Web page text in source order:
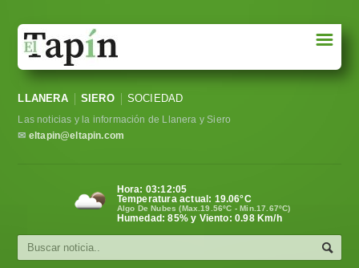
Sociedad
Política
Cultura
☰
LLANERA SIERO SOCIEDAD
Las noticias y la información de Llanera y Siero
✉ eltapin@eltapin.com
Hora: 03:12:06
Temperatura actual: 19.06°C
Algo De Nubes (Max.19.56ºC - Min.17.67ºC)
Humedad: 85% y Viento: 0.98 Km/h